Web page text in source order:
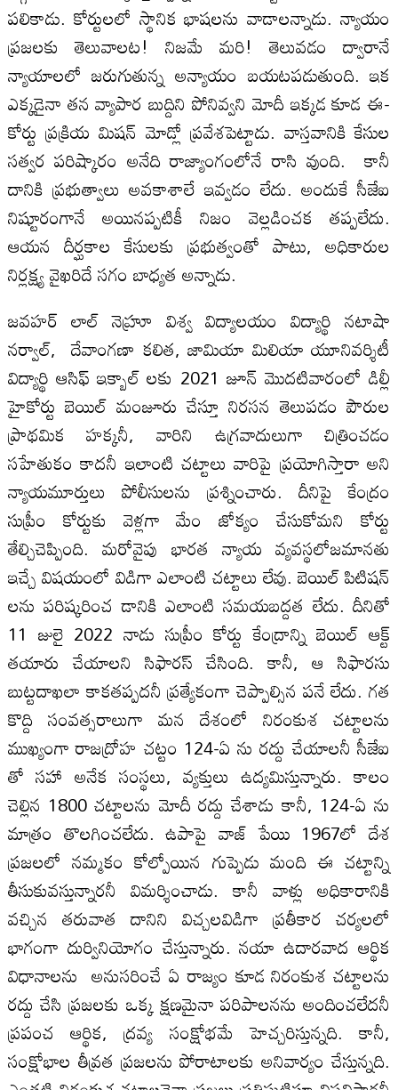
పలికాడు. కోర్టులలో స్థానిక భాషలను వాడాలన్నాడు. న్యాయం
ప్రజలకు తెలువాలట! నిజమే మరి! తెలువడం ద్వారానే
న్యాయాలలో జరుగుతున్న అన్యాయం బయటపడుతుంది. ఇక
ఎక్కడైనా తన వ్యాపార బుద్దిని పోనివ్వని మోదీ ఇక్కడ కూడ ఈ-
కోర్టు ప్రక్రియ మిషన్ మోడ్లో ప్రవేశపెట్టాడు. వాస్తవానికి కేసుల
సత్వర పరిష్కారం అనేది రాజ్యాంగంలోనే రాసి వుంది. కానీ
దానికి ప్రభుత్వాలు అవకాశాలే ఇవ్వడం లేదు. అందుకే సీజేఐ
నిష్టూరంగానే అయినప్పటికీ నిజం వెల్లడించక తప్పలేదు.
ఆయన దీర్ఘకాల కేసులకు ప్రభుత్వంతో పాటు, అధికారుల
నిర్లక్ష్య వైఖరిదే సగం బాధ్యత అన్నాడు.
జవహర్ లాల్ నెహ్రూ విశ్వ విద్యాలయం విద్యార్థి నటాషా
నర్వాల్, దేవాంగణా కలిత, జామియా మిలియా యూనివర్శిటీ
విద్యార్థి ఆసిఫ్ ఇక్బాల్ లకు 2021 జూన్ మొదటివారంలో డిల్లీ
హైకోర్టు బెయిల్ మంజూరు చేస్తూ నిరసన తెలుపడం పౌరుల
ప్రాథమిక హక్కనీ, వారిని ఉగ్రవాదులుగా చిత్రించడం
సహేతుకం కాదనీ ఇలాంటి చట్టాలు వారిపై ప్రయోగిస్తారా అని
న్యాయమూర్తులు పోలీసులను ప్రశ్నించారు. దీనిపై కేంద్రం
సుప్రీం కోర్టుకు వెళ్లగా మేం జోక్యం చేసుకోమని కోర్టు
తేల్చిచెప్పింది. మరోవైపు భారత న్యాయ వ్యవస్థలోజమానతు
ఇచ్చే విషయంలో విడిగా ఎలాంటి చట్టాలు లేవు. బెయిల్ పిటిషన్
లను పరిష్కరించ డానికి ఎలాంటి సమయబద్దత లేదు. దీనితో
11 జులై 2022 నాడు సుప్రీం కోర్టు కేంద్రాన్ని బెయిల్ ఆక్ట్
తయారు చేయాలని సిఫారస్ చేసింది. కానీ, ఆ సిఫారసు
బుట్టదాఖలా కాకతప్పదనీ ప్రత్యేకంగా చెప్పాల్సిన పనే లేదు. గత
కొద్ది సంవత్సరాలుగా మన దేశంలో నిరంకుశ చట్టాలను
ముఖ్యంగా రాజద్రోహ చట్టం 124-ఏ ను రద్దు చేయాలనీ సీజేఐ
తో సహా అనేక సంస్థలు, వ్యక్తులు ఉద్యమిస్తున్నారు. కాలం
చెల్లిన 1800 చట్టాలను మోదీ రద్దు చేశాడు కానీ, 124-ఏ ను
మాత్రం తొలగించలేదు. ఉపాపై వాజ్ పేయి 1967లో దేశ
ప్రజలలో నమ్మకం కోల్పోయిన గుప్పెడు మంది ఈ చట్టాన్ని
తీసుకువస్తున్నారనీ విమర్శించాడు. కానీ వాళ్లు అధికారానికి
వచ్చిన తరువాత దానిని విచ్చలవిడిగా ప్రతీకార చర్యలలో
భాగంగా దుర్వినియోగం చేస్తున్నారు. నయా ఉదారవాద ఆర్థిక
విధానాలను అనుసరించే ఏ రాజ్యం కూడ నిరంకుశ చట్టాలను
రద్దు చేసి ప్రజలకు ఒక్క క్షణమైనా పరిపాలనను అందించలేదనీ
ప్రపంచ ఆర్థిక, ద్రవ్య సంక్షోభమే హెచ్చరిస్తున్నది. కానీ,
సంక్షోభాల తీవ్రత ప్రజలను పోరాటాలకు అనివార్యం చేస్తున్నది.